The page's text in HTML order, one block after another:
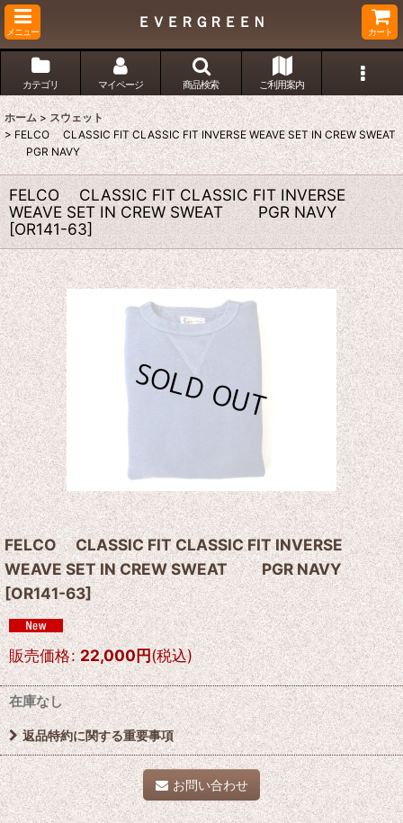
メニュー
ＥＶＥＲＧＲＥＥＮ
カート
カテゴリ マイページ 商品検索 ご利用案内
ホーム > スウェット
> FELCO CLASSIC FIT CLASSIC FIT INVERSE WEAVE SET IN CREW SWEAT
PGR NAVY
FELCO CLASSIC FIT CLASSIC FIT INVERSE
WEAVE SET IN CREW SWEAT PGR NAVY
[OR141-63]
FELCO CLASSIC FIT CLASSIC FIT INVERSE
WEAVE SET IN CREW SWEAT PGR NAVY
[OR141-63]
販売価格: 22,000円(税込)
在庫なし
返品特約に関する重要事項
お問い合わせ